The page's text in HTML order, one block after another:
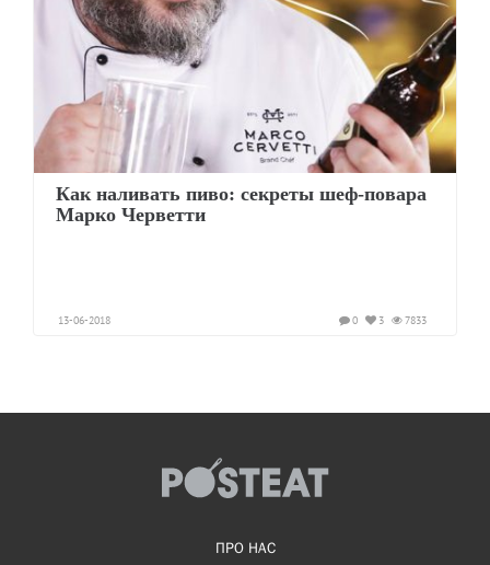
Как наливать пиво: секреты шеф-повара
Марко Черветти
13-06-2018 7833
3
0
ПРО НАС